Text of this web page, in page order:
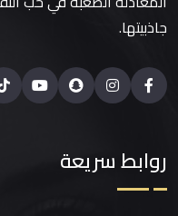
جاذبيتها.
روابط سريعة